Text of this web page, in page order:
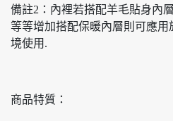
備註2：內裡若搭配羊毛貼身內
等等增加搭配保暖內層則可應
境使用.
商品特質：